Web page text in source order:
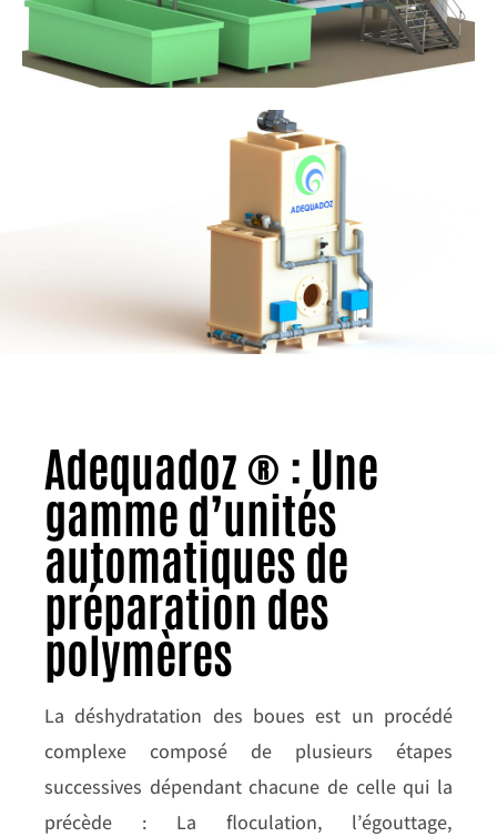
Adequadoz ® : Une
gamme d’unités
automatiques de
préparation des
polymères
La déshydratation des boues est un procédé
complexe composé de plusieurs étapes
successives dépendant chacune de celle qui la
précède : La floculation, l’égouttage,